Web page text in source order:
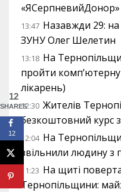
«ЯСерпневийДонор»
13:47 Назавжди 29: на
ЗУНУ Олег Шелетин
13:18 На
пройти
лікарень)
12:30 Жителів
безкоштовний курс
12:04 На
звільнили людину
11:23 На щиті
Тернопільщини:
12
SHARES
12